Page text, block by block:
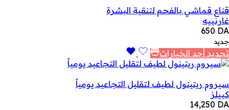
قناع قماشي بالفحم لتنقية البشرة
غارنييه
650 DA
جديد
تحديد أحد الخيارات
سيروم ريتينول لطيف لتقليل التجاعيد يومياً
كييلز
14,250 DA